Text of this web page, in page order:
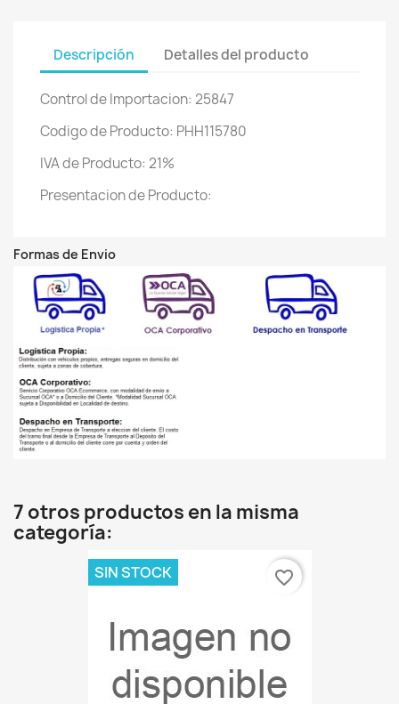
Descripción Detalles del producto
Control de Importacion: 25847
Codigo de Producto: PHH115780
IVA de Producto: 21%
Presentacion de Producto:
Formas de Envio
7 otros productos en la misma
categoría:
SIN STOCK favorite_border